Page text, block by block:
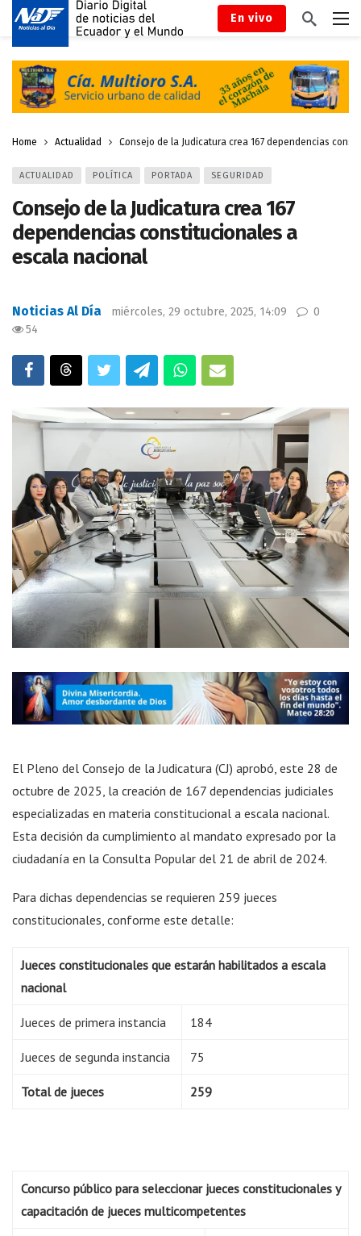
En vivo
Home Actualidad Consejo de la Judicatura crea 167 dependencias
ACTUALIDAD POLÍTICA PORTADA SEGURIDAD
Consejo de la Judicatura crea 167
dependencias constitucionales a
escala nacional
Noticias Al Día miércoles, 29 octubre, 2025, 14:09
0
54
El Pleno del Consejo de la Judicatura (CJ) aprobó, este 28 de
octubre de 2025, la creación de 167 dependencias judiciales
especializadas en materia constitucional a escala nacional.
Esta decisión da cumplimiento al mandato expresado por la
ciudadanía en la Consulta Popular del 21 de abril de 2024.
Para dichas dependencias se requieren 259 jueces
constitucionales, conforme este detalle:
Jueces constitucionales que estarán habilitados a escala
nacional
Jueces de primera instancia 184
Jueces de segunda instancia 75
Total de jueces 259
Concurso público para seleccionar jueces constitucionales y
capacitación de jueces multicompetentes